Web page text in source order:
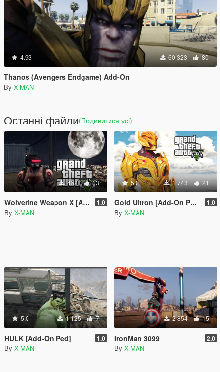
4.93 60 323 80
Thanos (Avengers Endgame) Add-On
By X-MAN
Останні файли(Подивитися усі)
462 13
Wolverine Weapon X [Add-On Ped] 1.0
By X-MAN
5.0 1 743 21
Gold Ultron [Add-On Ped] 1.0
By X-MAN
5.0 1 125 7
HULK [Add-On Ped] 1.0
By X-MAN
2 854 15
IronMan 3099 2.0
By X-MAN